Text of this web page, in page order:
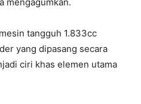
tangguh 1.833cc
yang dipasang secara
ciri khas elemen utama